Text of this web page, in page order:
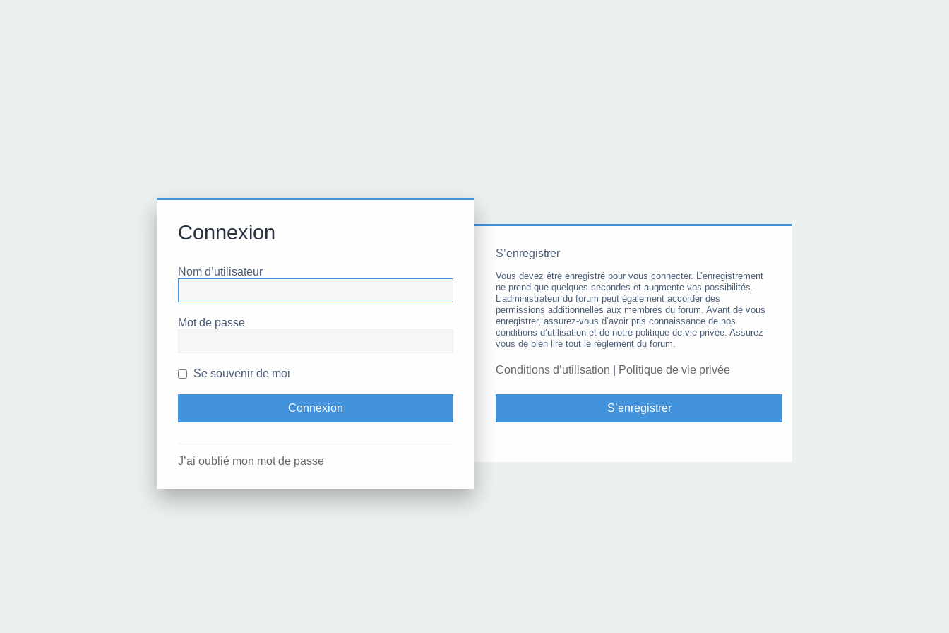
Connexion
Nom d’utilisateur
Mot de passe
Se souvenir de moi
J’ai oublié mon mot de passe
S’enregistrer
Vous devez être enregistré pour vous connecter. L’enregistrement
ne prend que quelques secondes et augmente vos possibilités.
L’administrateur du forum peut également accorder des
permissions additionnelles aux membres du forum. Avant de vous
enregistrer, assurez-vous d’avoir pris connaissance de nos
conditions d’utilisation et de notre politique de vie privée. Assurez-
vous de bien lire tout le règlement du forum.
Conditions d’utilisation Politique de vie privée
S’enregistrer